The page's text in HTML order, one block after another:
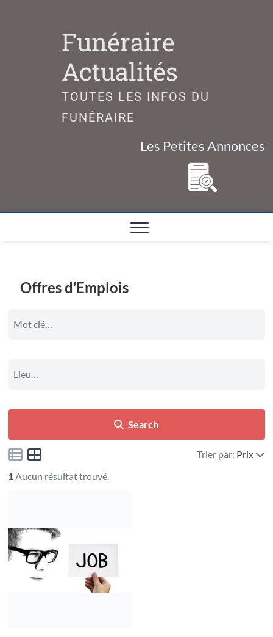
Funéraire
Actualités
TOUTES LES INFOS DU
FUNÉRAIRE
Les Petites Annonces
Offres d’Emplois
Search
Trier par: Prix
1Aucun résultat trouvé.